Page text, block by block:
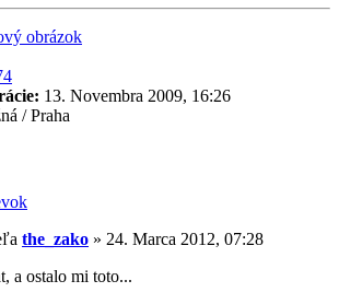
13. Novembra 2009, 16:26
/ Praha
the_zako » 24. Marca 2012, 07:28
a ostalo mi toto...